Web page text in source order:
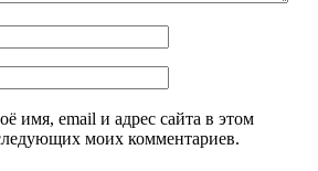
имя, email и адрес сайта в этом
моих комментариев.